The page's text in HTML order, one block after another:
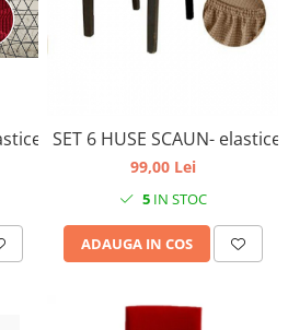
universale, culoare visiniu
SET 6 HUSE SCAUN-
99,00 Lei
5IN STOC
ADAUGA IN COS